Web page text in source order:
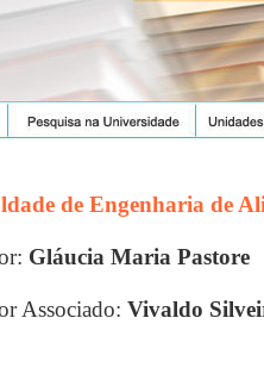
de Engenharia de
Gláucia Maria Pastore
Associado: Vivaldo